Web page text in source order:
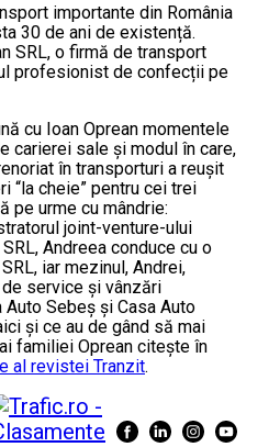
importante din România
30 de ani de existență.
SRL, o firmă de transport
profesionist de confecții pe
cu Ioan Oprean momentele
carierei sale și modul în care,
în transporturi a reușit
“la cheie” pentru cei trei
pe urme cu mândrie:
joint-venture-ului
Andreea conduce cu o
iar mezinul, Andrei,
service și vânzări
Sebeș și Casa Auto
și ce au de gând să mai
familiei Oprean citește în
al revistei Tranzit.